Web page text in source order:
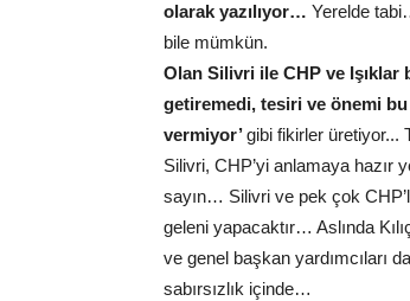
olarak yazılıyor… Yerelde
bile mümkün.
Olan Silivri ile CHP ve Işıklar
getiremedi, tesiri ve önemi bu
vermiyor’gibi fikirler üretiyor...
Silivri, CHP’yi anlamaya hazır
sayın… Silivri ve pek çok
geleni yapacaktır… Aslında
ve genel başkan yardımcıları
sabırsızlık içinde…